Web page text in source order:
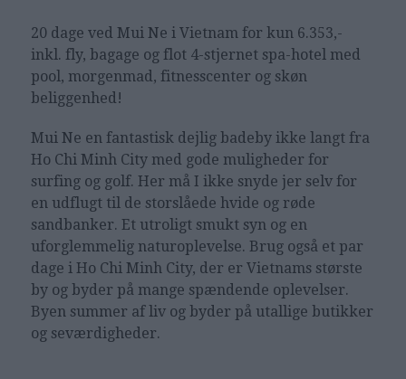
20 dage ved Mui Ne i Vietnam for kun 6.353,-
inkl. fly, bagage og flot 4-stjernet spa-hotel med
pool, morgenmad, fitnesscenter og skøn
beliggenhed!
Mui Ne en fantastisk dejlig badeby ikke langt fra
Ho Chi Minh City med gode muligheder for
surfing og golf. Her må I ikke snyde jer selv for
en udflugt til de storslåede hvide og røde
sandbanker. Et utroligt smukt syn og en
uforglemmelig naturoplevelse. Brug også et par
dage i Ho Chi Minh City, der er Vietnams største
by og byder på mange spændende oplevelser.
Byen summer af liv og byder på utallige butikker
og seværdigheder.